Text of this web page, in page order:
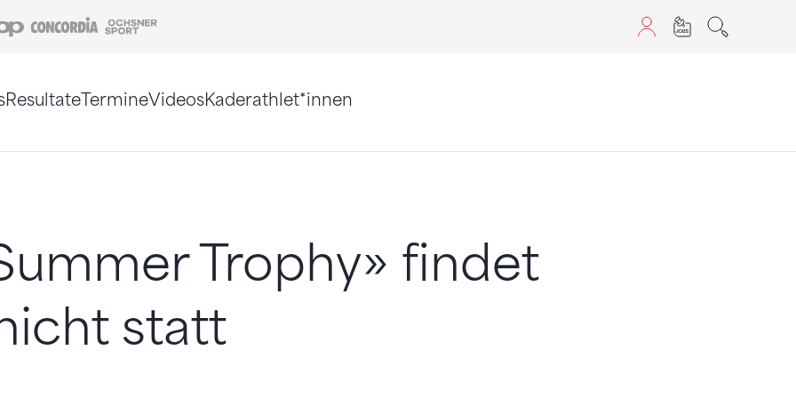
Coop Concordia
ResultateTermineVideosKaderathlet*innen
Trophy» findet
statt